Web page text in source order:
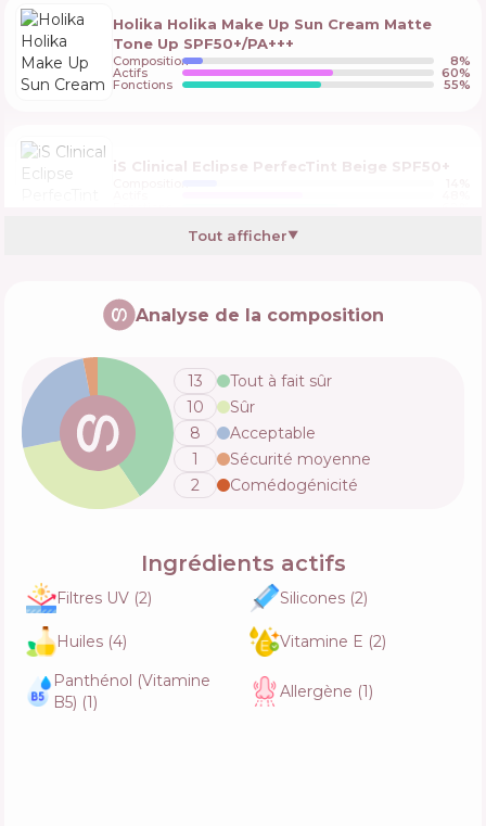
Holika Holika Make Up Sun Cream Matte
Tone Up SPF50+/PA+++
Composition 8%
Actifs 60%
Fonctions 55%
iS Clinical Eclipse PerfecTint Beige SPF50+
SPF 30 tinted
Composition
Weleda UV Glow Fluid
Composition
Actifs
Fonctions
Pyunkang Yul Kids & Baby Moisture Sun
Cushion
Composition
Actifs
TIZO Mineral Sun Defense SPF50
Tout afficher▼
Analyse de la composition
13
Tout à fait sûr
10
Sûr
8
Acceptable
1
Sécurité moyenne
2
Comédogénicité
Ingrédients actifs
Filtres UV (2) Silicones (2)
Huiles (4) Vitamine E (2)
Panthénol (Vitamine
B5) (1)
Allergène (1)